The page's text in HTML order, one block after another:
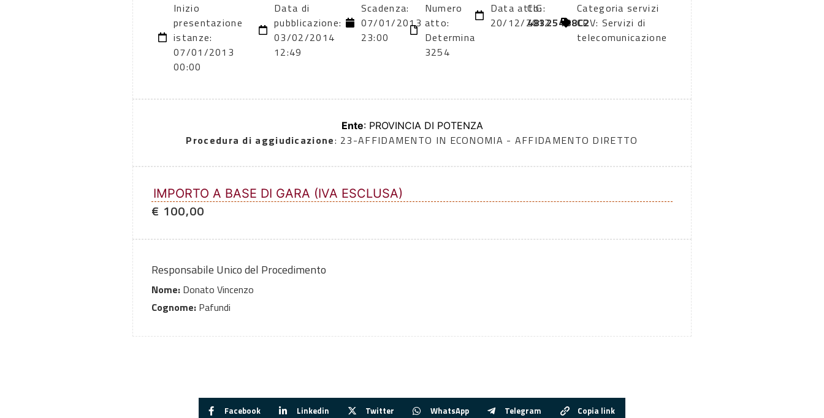
Inizio
presentazione
istanze:
07/01/2013
00:00
Data di
pubblicazione:
03/02/2014
12:49
Scadenza:
07/01/2013
23:00
Numero
atto:
Determina
3254
Data atto:
20/12/2012
CIG:
48325488C2
Categoria servizi
CPV: Servizi di
telecomunicazione
Ente: PROVINCIA DI POTENZA
Procedura di aggiudicazione: 23-AFFIDAMENTO IN ECONOMIA - AFFIDAMENTO DIRETTO
IMPORTO A BASE DI GARA (IVA ESCLUSA)
€ 100,00
Responsabile Unico del Procedimento
Nome: Donato Vincenzo
Cognome: Pafundi
Facebook Linkedin Twitter WhatsApp Telegram Copia link